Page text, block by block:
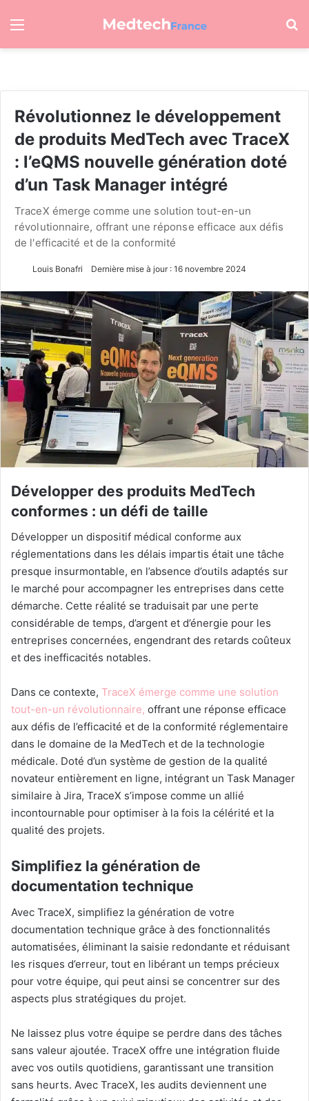
Menu
Révolutionnez le développement
de produits MedTech avec TraceX
: l’eQMS nouvelle génération doté
d’un Task Manager intégré
TraceX émerge comme une solution tout-en-un
révolutionnaire, offrant une réponse efficace aux défis
de l'efficacité et de la conformité
Louis Bonafri Dernière mise à jour : 16 novembre 2024
Développer des produits MedTech
conformes : un défi de taille
Développer un dispositif médical conforme aux
réglementations dans les délais impartis était une tâche
presque insurmontable, en l’absence d’outils adaptés sur
le marché pour accompagner les entreprises dans cette
démarche. Cette réalité se traduisait par une perte
considérable de temps, d’argent et d’énergie pour les
entreprises concernées, engendrant des retards coûteux
et des inefficacités notables.
Dans ce contexte, TraceX émerge comme une solution
tout-en-un révolutionnaire, offrant une réponse efficace
aux défis de l’efficacité et de la conformité réglementaire
dans le domaine de la MedTech et de la technologie
médicale. Doté d’un système de gestion de la qualité
novateur entièrement en ligne, intégrant un Task Manager
similaire à Jira, TraceX s’impose comme un allié
incontournable pour optimiser à la fois la célérité et la
qualité des projets.
Simplifiez la génération de
documentation technique
Avec TraceX, simplifiez la génération de votre
documentation technique grâce à des fonctionnalités
automatisées, éliminant la saisie redondante et réduisant
les risques d’erreur, tout en libérant un temps précieux
pour votre équipe, qui peut ainsi se concentrer sur des
aspects plus stratégiques du projet.
Ne laissez plus votre équipe se perdre dans des tâches
sans valeur ajoutée. TraceX offre une intégration fluide
avec vos outils quotidiens, garantissant une transition
sans heurts. Avec TraceX, les audits deviennent une